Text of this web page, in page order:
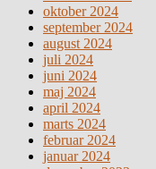
oktober 2024
september 2024
august 2024
juli 2024
juni 2024
maj 2024
april 2024
marts 2024
februar 2024
januar 2024